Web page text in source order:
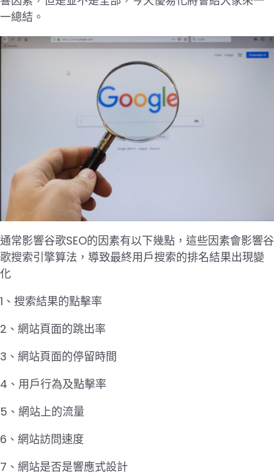
一總結。
通常影響谷歌SEO的因素有以下幾點，這些因素會影響谷
歌搜索引擎算法，導致最終用戶搜索的排名結果出現變
化
1、搜索結果的點擊率
2、網站頁面的跳出率
3、網站頁面的停留時間
4、用戶行為及點擊率
5、網站上的流量
6、網站訪問速度
7、網站是否是響應式設計